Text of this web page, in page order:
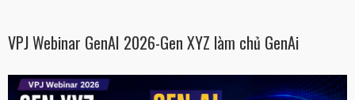
VPJ Webinar GenAI 2026-Gen XYZ làm chủ GenAi